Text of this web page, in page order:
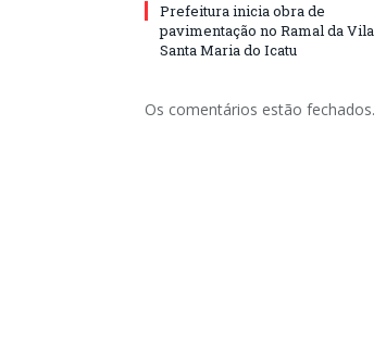
Prefeitura inicia obra de
pavimentação no Ramal da Vila
Santa Maria do Icatu
Os comentários estão fechados.